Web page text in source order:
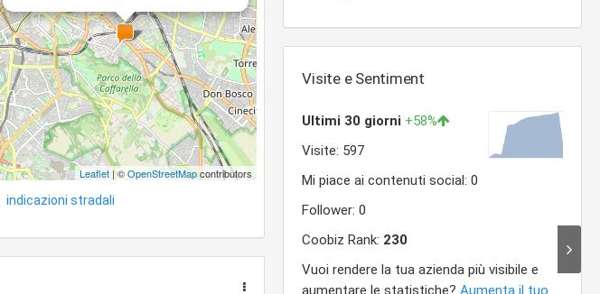
Leaflet| ©OpenStreetMapcontributors
indicazioni stradali
Visite e Sentiment